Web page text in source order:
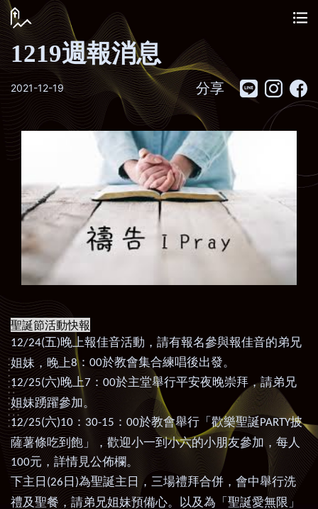
1219週報消息
2021-12-19 分享
聖誕節活動快報
12/24(五)晚上報佳音活動，請有報名參與報佳音的弟兄
姐妹，晚上8： 00於教會集合練唱後出發。
12/25(六)晚上7 ： 00於主堂舉行平安夜晚崇拜，請弟兄
姐妹踴躍參加。
12/25(六)10 ： 30-15 ： 00於教會舉行「歡樂聖誕PARTY披
薩薯條吃到飽」，歡迎小一到小六的小朋友參加，每人
100元，詳情見公佈欄。
下主日 (26 日 )為聖誕主日，三場禮拜合併，會中舉行洗
禮及聖餐，請弟兄姐妹預備心。以及為「聖誕愛無限」